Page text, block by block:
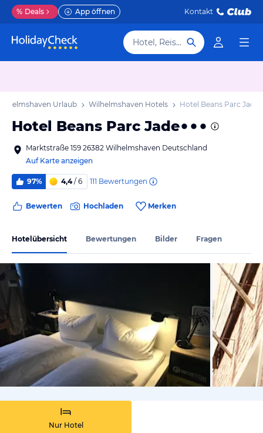
% Deals App öffnen Kontakt
Hotel, Reiseziel
Urlaub Wilhelmshaven Hotels Hotel Beans Parc Jade
Hotel Beans Parc Jade
Marktstraße 159 26382 Wilhelmshaven Deutschland
Auf Karte anzeigen
97% 4,4/ 6 111 Bewertungen
Bewerten Hochladen Merken
Hotelübersicht Bewertungen Bilder Fragen
von
Nur Hotel